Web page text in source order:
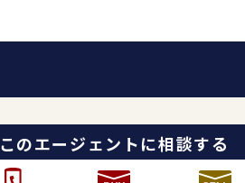
このエージェントに相談する